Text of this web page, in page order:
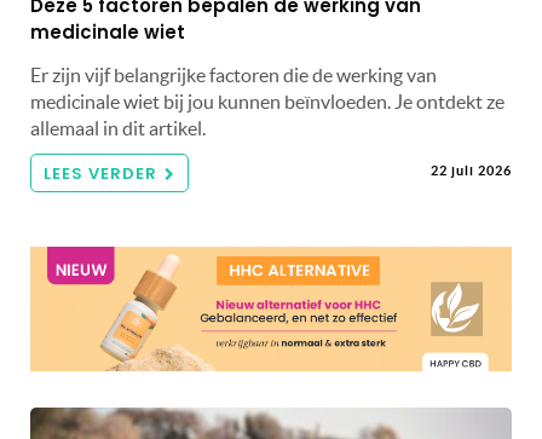
medicinale wiet
Er zijn vijf belangrijke factoren die de werking van
medicinale wiet bij jou kunnen beïnvloeden. Je ontdekt ze
allemaal in dit artikel.
LEES VERDER 22 juli 2026